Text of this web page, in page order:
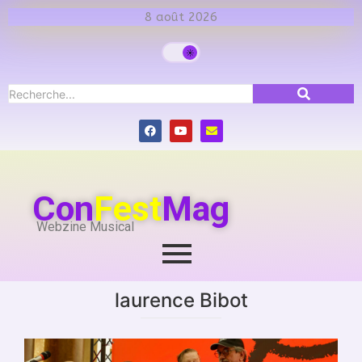
8 août 2026
ConFestMag
Webzine Musical
laurence Bibot